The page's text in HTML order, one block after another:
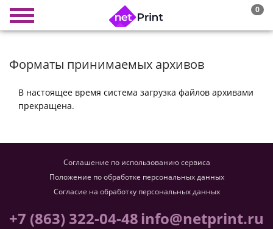
0
Форматы принимаемых архивов
В настоящее время система загрузка файлов архивами
прекращена.
Соглашение по использованию сервиса
Положение по обработке персональных данных
Согласие на обработку персональных данных
+7 (863) 322-04-48info@netprint.ru